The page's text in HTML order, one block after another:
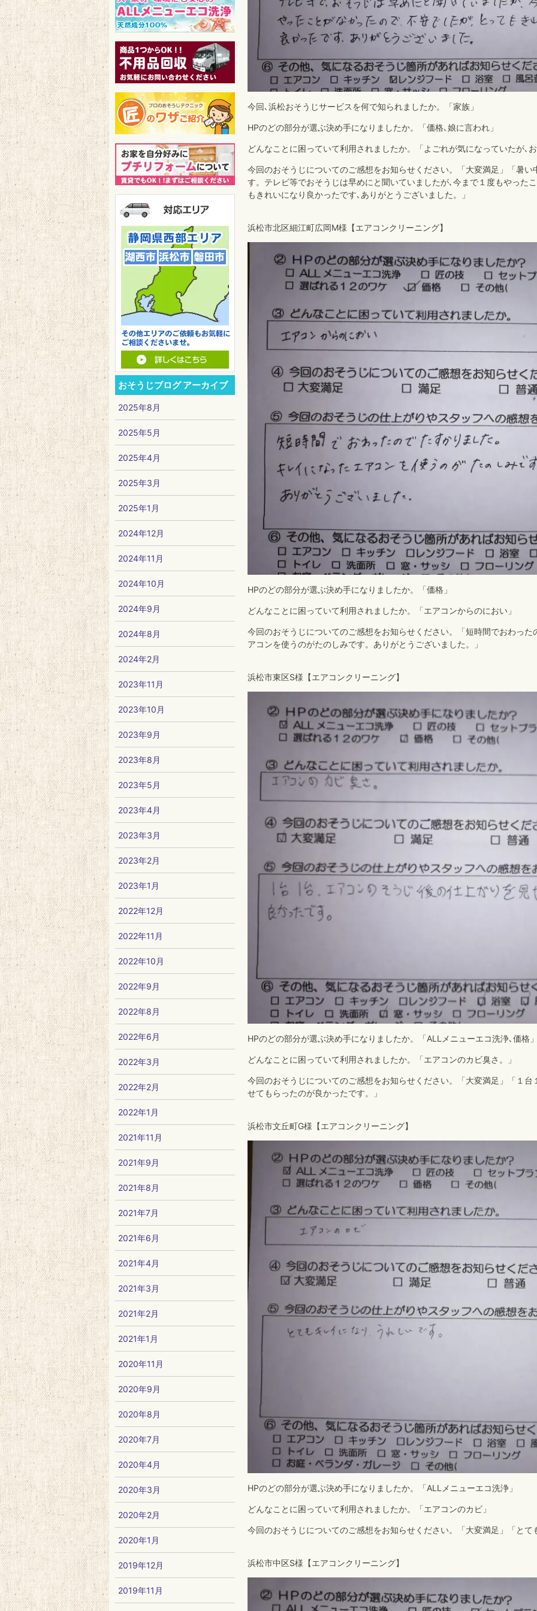
今回､浜松おそうじサービスを何で知られましたか。「家族」
HPのどの部分が選ぶ決め手になりましたか。「価格､娘に言われ」
どんなことに困っていて利用されましたか。「よごれが気になっていたが､
今回のおそうじについてのご感想をお知らせください。「大変満足」「暑
す。テレビ等でおそうじは早めにと聞いていましたが､今まで１度もやった
もきれいになり良かったです､ありがとうございました。」
浜松市北区細江町広岡M様【エアコンクリーニング】
HPのどの部分が選ぶ決め手になりましたか。「価格」
どんなことに困っていて利用されましたか。「エアコンからのにおい」
今回のおそうじについてのご感想をお知らせください。「短時間でおわっ
アコンを使うのがたのしみです。ありがとうございました。」
浜松市東区S様【エアコンクリーニング】
HPのどの部分が選ぶ決め手になりましたか。「ALLメニューエコ洗浄､価格
どんなことに困っていて利用されましたか。「エアコンのカビ臭さ。」
今回のおそうじについてのご感想をお知らせください。「大変満足」「１
せてもらったのが良かったです。」
浜松市文丘町G様【エアコンクリーニング】
HPのどの部分が選ぶ決め手になりましたか。「ALLメニューエコ洗浄」
どんなことに困っていて利用されましたか。「エアコンのカビ」
今回のおそうじについてのご感想をお知らせください。「大変満足」「と
浜松市中区S様【エアコンクリーニング】
おそうじブログ アーカイブ
2025年8月
2025年5月
2025年4月
2025年3月
2025年1月
2024年12月
2024年11月
2024年10月
2024年9月
2024年8月
2024年2月
2023年11月
2023年10月
2023年9月
2023年8月
2023年5月
2023年4月
2023年3月
2023年2月
2023年1月
2022年12月
2022年11月
2022年10月
2022年9月
2022年8月
2022年6月
2022年3月
2022年2月
2022年1月
2021年11月
2021年9月
2021年8月
2021年7月
2021年6月
2021年4月
2021年3月
2021年2月
2021年1月
2020年11月
2020年9月
2020年8月
2020年7月
2020年4月
2020年3月
2020年2月
2020年1月
2019年12月
2019年11月